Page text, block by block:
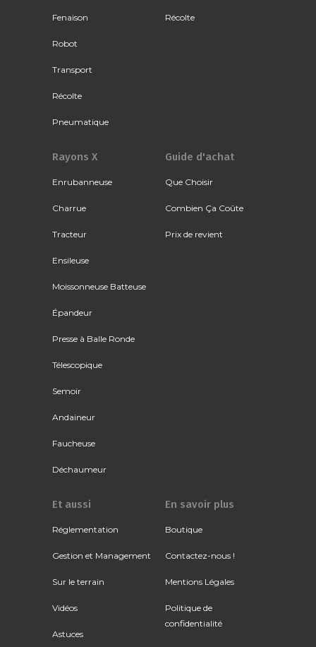
Fenaison
Robot
Transport
Récolte
Pneumatique
Récolte
Rayons X
Enrubanneuse
Charrue
Tracteur
Ensileuse
Moissonneuse Batteuse
Épandeur
Presse à Balle Ronde
Télescopique
Semoir
Andaineur
Faucheuse
Déchaumeur
Guide d'achat
Que Choisir
Combien Ça Coûte
Prix de revient
Et aussi
Réglementation
Gestion et Management
Sur le terrain
Vidéos
Astuces
En savoir plus
Boutique
Contactez-nous !
Mentions Légales
Politique de
confidentialité